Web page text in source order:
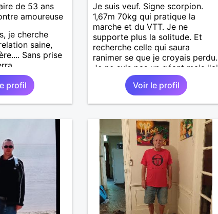
de 53 ans
amoureuse
je cherche
saine,
Sans prise
profil
Je suis veuf. Signe scorpion.
1,67m 70kg qui pratique la
marche et du VTT. Je ne
supporte plus la solitude. Et
recherche celle qui saura
ranimer se que je croyais perdu.
Je ne suis pas un géant mais j'ai
un gros coeur. Je supporte pas
le mensonge l'hypocrisie. J'aime
la franchise et l'honnêteté. Les
contacter moi.
Voir le profil